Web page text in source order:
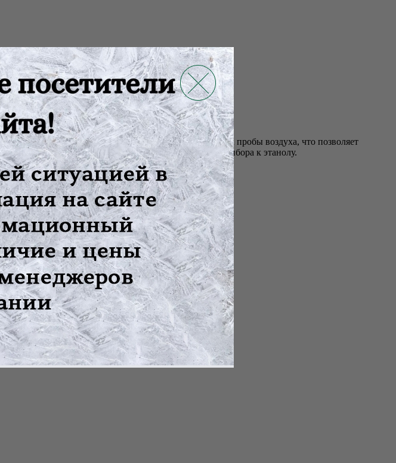
управлением. Имеет встроенный насос для отбора пробы воздуха, что позволяет
повышенная чувствительность и избирательность прибора к этанолу.